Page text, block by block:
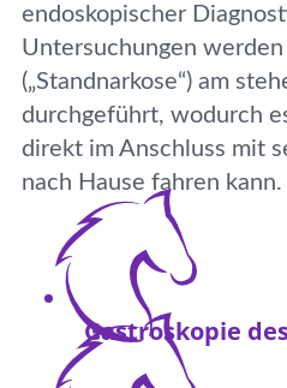
endoskopischer
Untersuchungen
(„Standnarkose“) am
durchgeführt, wodurch
direkt im Anschluss mit
nach Hause fahren kann.
Gastroskopie